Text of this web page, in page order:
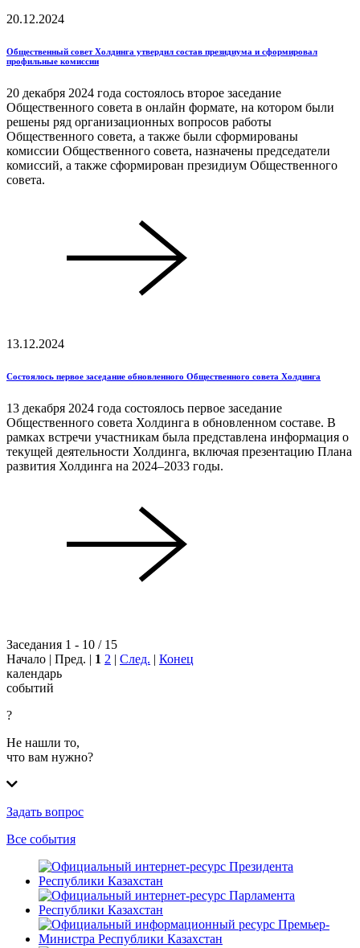
20.12.2024
Общественный совет Холдинга утвердил состав президиума и сформировал
профильные комиссии
20 декабря 2024 года состоялось второе заседание
Общественного совета в онлайн формате, на котором были
решены ряд организационных вопросов работы
Общественного совета, а также были сформированы
комиссии Общественного совета, назначены председатели
комиссий, а также сформирован президиум Общественного
совета.
13.12.2024
Состоялось первое заседание обновленного Общественного совета Холдинга
13 декабря 2024 года состоялось первое заседание
Общественного совета Холдинга в обновленном составе. В
рамках встречи участникам была представлена информация о
текущей деятельности Холдинга, включая презентацию Плана
развития Холдинга на 2024–2033 годы.
Заседания 1 - 10 / 15
Начало | Пред. | 1 2 | След. | Конец
календарь
событий
?
Не нашли то,
что вам нужно?
Задать вопрос
Все события